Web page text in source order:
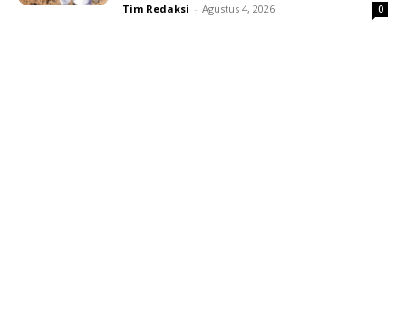
Tim Redaksi - Agustus 4, 2026 0